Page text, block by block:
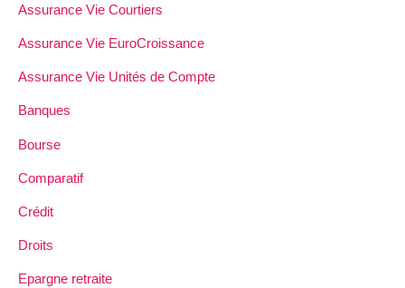
Assurance Vie Courtiers
Assurance Vie EuroCroissance
Assurance Vie Unités de Compte
Banques
Bourse
Comparatif
Crédit
Droits
Epargne retraite